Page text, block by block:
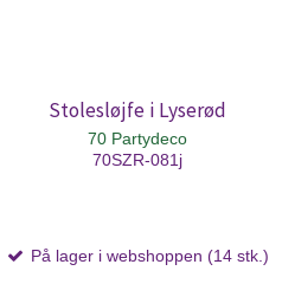
Stolesløjfe i Lyserød
70 Partydeco
70SZR-081j
På lager i webshoppen (14 stk.)